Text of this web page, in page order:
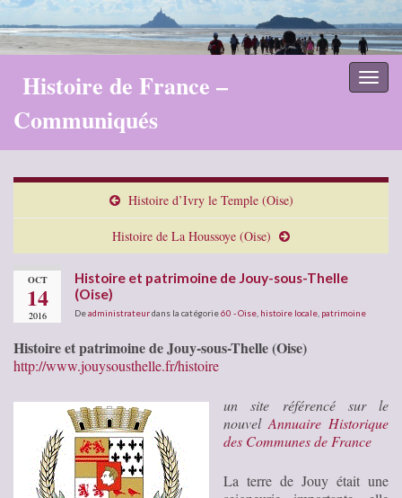
Histoire de France –
Communiqués
Histoire d’Ivry le Temple (Oise)
Histoire de La Houssoye (Oise)
OCT
14
2016
Histoire et patrimoine de Jouy-sous-Thelle
(Oise)
Deadministrateurdans la catégorie60 - Oise histoire locale patrimoine
Histoire et patrimoine de Jouy-sous-Thelle (Oise)
http://www.jouysousthelle.fr/histoire
un site référencé sur le
nouvel Annuaire Historique
des Communes de France
La terre de Jouy était une